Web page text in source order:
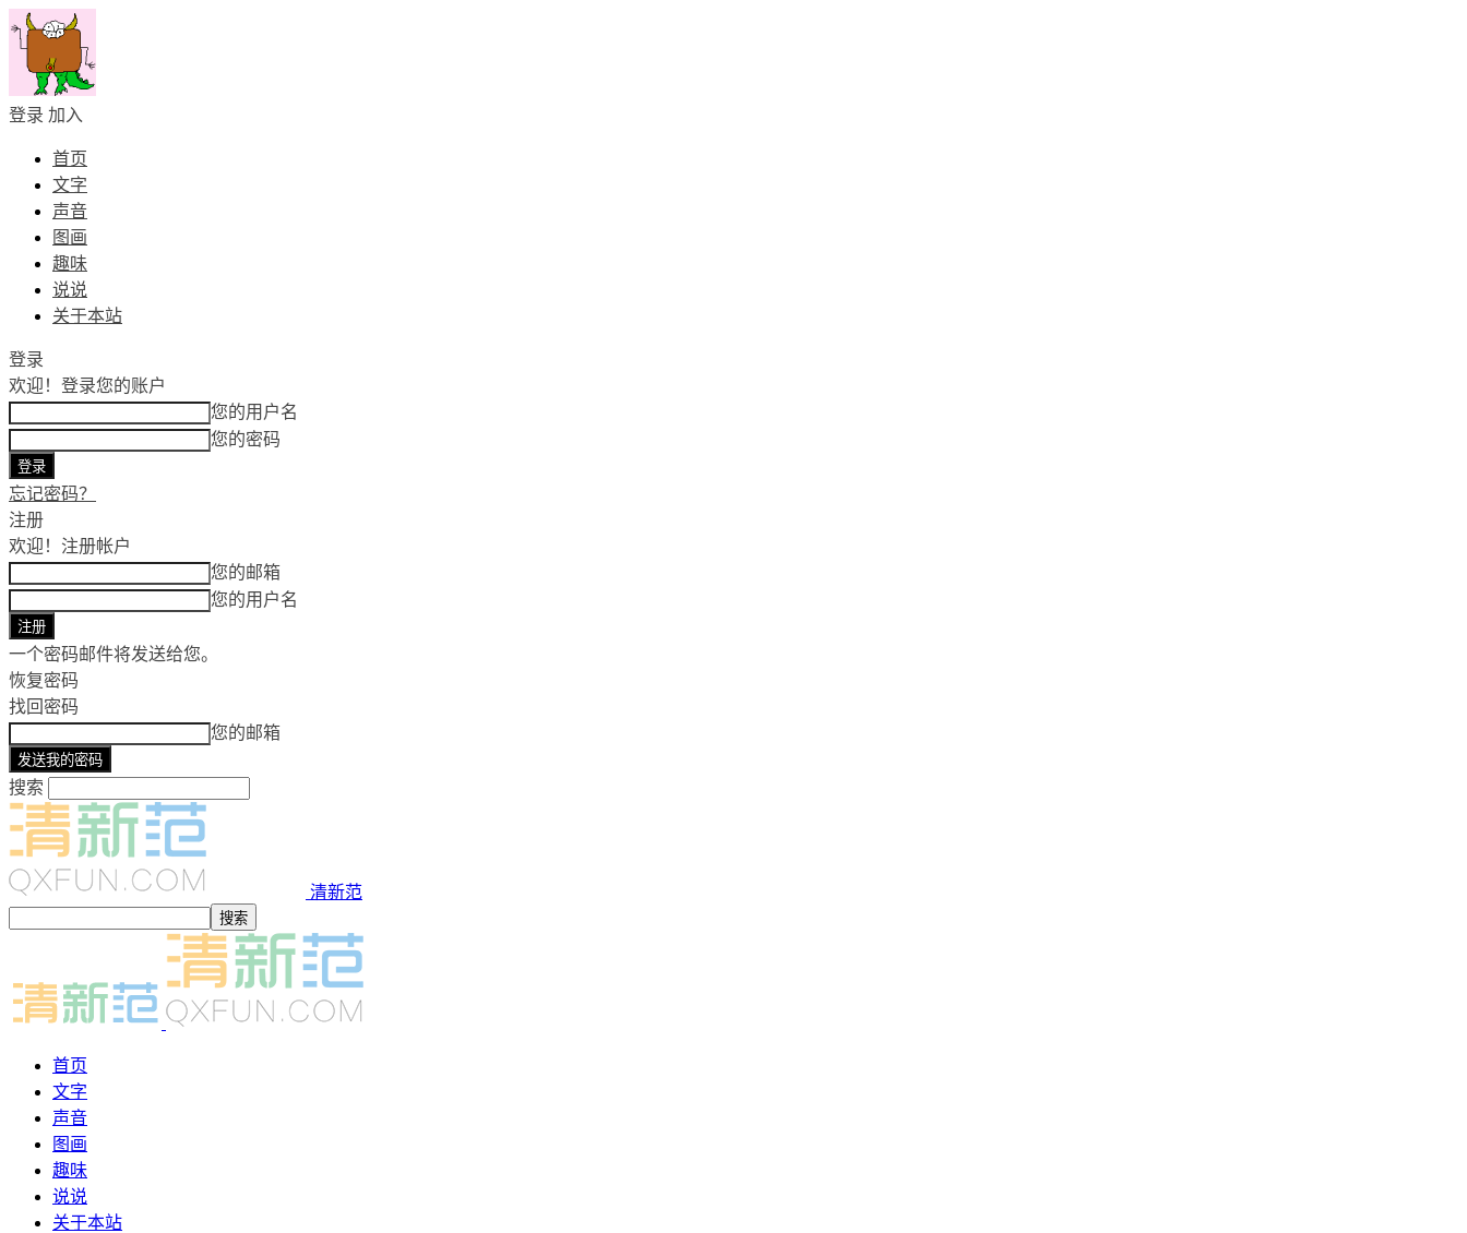
登录 加入
首页
文字
声音
图画
趣味
说说
关于本站
登录
欢迎！ 登录您的账户
您的用户名
您的密码
忘记密码？
注册
欢迎！ 注册帐户
您的邮箱
您的用户名
一个密码邮件将发送给您。
恢复密码
找回密码
您的邮箱
搜索
清新范
首页
文字
声音
图画
趣味
说说
关于本站